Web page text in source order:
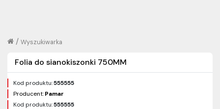
Wyszukiwarka
/
Folia do sianokiszonki 750MM
Kod produktu:555555
Producent:Pamar
Kod produktu:555555